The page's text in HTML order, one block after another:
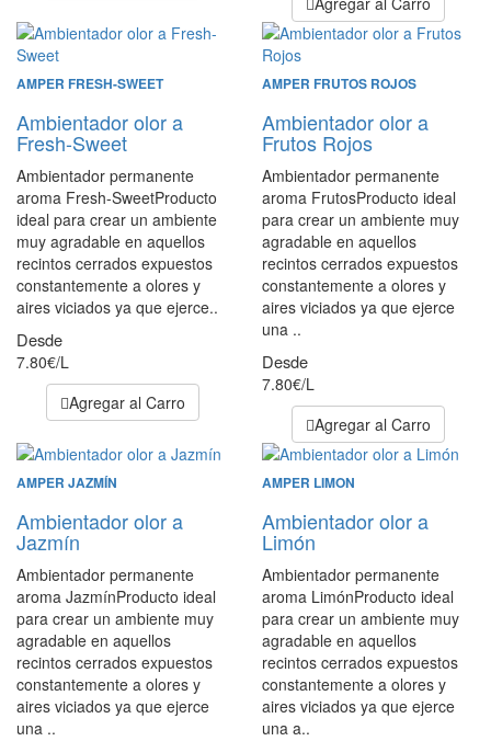
AMPER FRESH-SWEET
Ambientador olor a
Fresh-Sweet
Ambientador permanente
aroma Fresh-SweetProducto
ideal para crear un ambiente
muy agradable en aquellos
recintos cerrados expuestos
constantemente a olores y
aires viciados ya que ejerce..
Desde
7.80€/L
Agregar al Carro
AMPER FRUTOS ROJOS
Ambientador olor a
Frutos Rojos
Ambientador permanente
aroma FrutosProducto ideal
para crear un ambiente muy
agradable en aquellos
recintos cerrados expuestos
constantemente a olores y
aires viciados ya que ejerce
una ..
Desde
7.80€/L
Agregar al Carro
AMPER JAZMÍN
Ambientador olor a
Jazmín
Ambientador permanente
aroma JazmínProducto ideal
para crear un ambiente muy
agradable en aquellos
recintos cerrados expuestos
constantemente a olores y
aires viciados ya que ejerce
una ..
AMPER LIMON
Ambientador olor a
Limón
Ambientador permanente
aroma LimónProducto ideal
para crear un ambiente muy
agradable en aquellos
recintos cerrados expuestos
constantemente a olores y
aires viciados ya que ejerce
una a..